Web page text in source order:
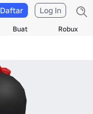
Buat Robux
Daftar Log In